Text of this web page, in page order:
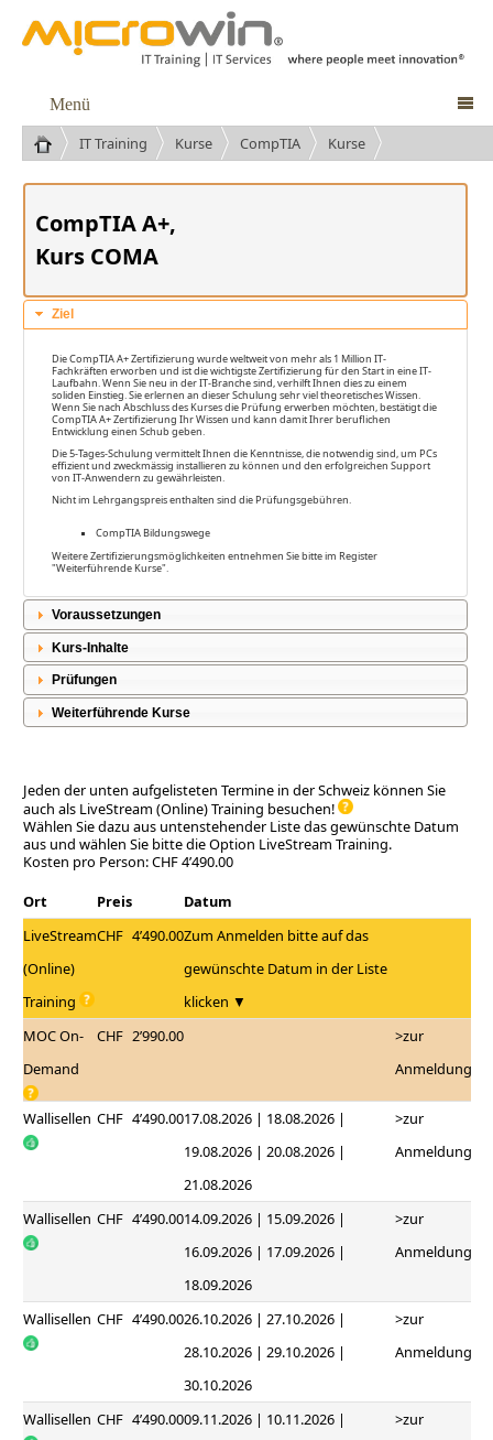
Menü 
IT Training Kurse CompTIA Kurse
CompTIA A+,
Kurs COMA
Ziel
Die CompTIA A+ Zertifizierung wurde weltweit von mehr als 1 Million IT-
Fachkräften erworben und ist die wichtigste Zertifizierung für den Start in eine IT-
Laufbahn. Wenn Sie neu in der IT-Branche sind, verhilft Ihnen dies zu einem ​
soliden Einstieg. ​Sie erlernen an dieser Schulung sehr viel theoretisches Wissen.
Wenn Sie nach Abschluss des Kurses die Prüfung erwerben möchten, bestätigt die
CompTIA A+ Zertifizierung Ihr Wissen und kann damit Ihrer beruflichen
Entwicklung einen Schub geben.
Die 5-Tages-Schulung vermittelt Ihnen die Kenntnisse, die notwendig sind, um PCs
effizient und zweckmässig installieren zu können und den erfolgreichen Support
von IT-Anwendern zu gewährleisten.
Nicht im Lehrgangspreis enthalten sind die Prüfungsgebühren.
CompTIA Bildungswege
Weitere Zertifizierungsmöglichkeiten entnehmen Sie bitte im Register
"Weiterführende Kurse".
Voraussetzungen
Kurs-Inhalte
Prüfungen
Weiterführende Kurse
Jeden der unten aufgelisteten Termine in der Schweiz können Sie
auch als LiveStream (Online) Training besuchen!
Wählen Sie dazu aus untenstehender Liste das gewünschte Datum
aus und wählen Sie bitte die Option LiveStream Training.
Kosten pro Person: CHF 4’490.00
Ort
Preis
Datum
LiveStream
(Online)
Training
CHF 4’490.00Zum Anmelden bitte auf das
gewünschte Datum in der Liste
klicken ▼
MOC On-
Demand
CHF 2’990.00
>zur
Anmeldung
Wallisellen CHF 4’490.0017.08.2026 | 18.08.2026 |
19.08.2026 | 20.08.2026 |
21.08.2026
>zur
Anmeldung
Wallisellen CHF 4’490.0014.09.2026 | 15.09.2026 |
16.09.2026 | 17.09.2026 |
18.09.2026
>zur
Anmeldung
Wallisellen CHF 4’490.0026.10.2026 | 27.10.2026 |
28.10.2026 | 29.10.2026 |
30.10.2026
>zur
Anmeldung
Wallisellen CHF 4’490.0009.11.2026 | 10.11.2026 |
>zur